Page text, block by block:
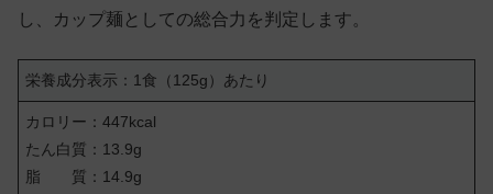
し、カップ麺としての総合力を判定します。
栄養成分表示：1食（125g）あたり
カロリー：447kcal
たん白質：13.9g
脂 質：14.9g